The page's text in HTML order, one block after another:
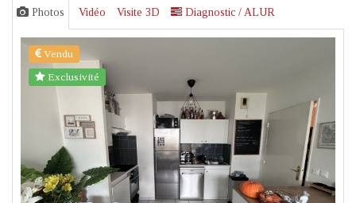
Photos Vidéo Visite 3D Diagnostic / ALUR
Vendu
Exclusivité